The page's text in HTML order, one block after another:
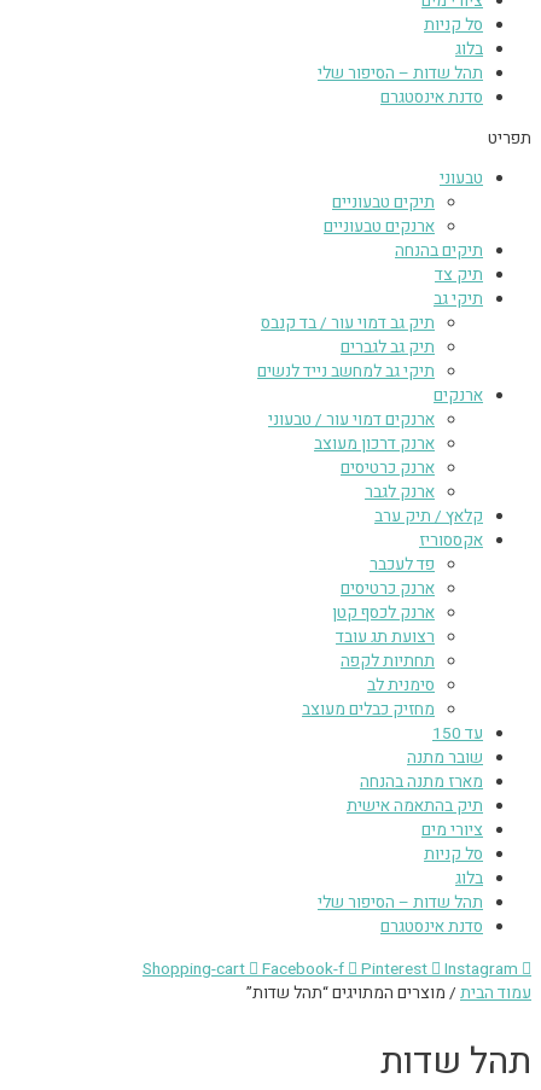
סל קניות
בלוג
תהל שדות – הסיפור שלי
סדנת אינסטגרם
תפריט
טבעוני
תיקים טבעוניים
ארנקים טבעוניים
תיקים בהנחה
תיק צד
תיקי גב
תיק גב דמוי עור / בד קנבס
תיק גב לגברים
תיקי גב למחשב נייד לנשים
ארנקים
ארנקים דמוי עור / טבעוני
ארנק דרכון מעוצב
ארנק כרטיסים
ארנק לגבר
קלאץ / תיק ערב
אקססוריז
פד לעכבר
ארנק כרטיסים
ארנק לכסף קטן
רצועת תג עובד
תחתיות לקפה
סימנית לב
מחזיק כבלים מעוצב
עד 150
שובר מתנה
מארז מתנה בהנחה
תיק בהתאמה אישית
ציורי מים
סל קניות
בלוג
תהל שדות – הסיפור שלי
סדנת אינסטגרם
Shopping-cart
Facebook-f Pinterest
Instagram
עמוד הבית / מוצרים המתויגים “תהל שדות”
תהל שדות